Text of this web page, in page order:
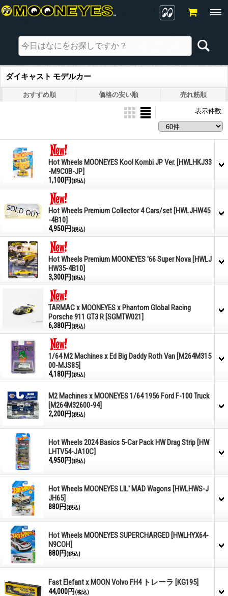
ダイキャスト モデルカー
おすすめ順 価格の安い順 売れ筋順
表示件数:
Hot Wheels MOONEYES Kool Kombi JP Ver. [HWLHKJ33
-M9C0B-JP]
1,100円 (税込)
Hot Wheels Premium Collector 4 Cars/set [HWLJHW45
-4B10]
4,950円 (税込)
Hot Wheels Premium MOONEYES '66 Super Nova [HWLJ
HW35-4B10]
3,300円 (税込)
TARMAC x MOONEYES x Phantom Global Racing
Porsche 911 GT3 R [SGMTW021]
6,380円 (税込)
1/64 M2 Machines x Ed Big Daddy Roth Van [M264M315
00-MJS85]
4,180円 (税込)
M2 Machines x MOONEYES 1/64 1956 Ford F-100 Truck
[M264M32600-94]
2,200円 (税込)
Hot Wheels 2024 Basics 5-Car Pack HW Drag Strip [HW
LHTV54-JA10C]
4,950円 (税込)
Hot Wheels MOONEYES LIL' MAD Wagons [HWLHWS-J
JH65]
880円 (税込)
Hot Wheels MOONEYES SUPERCHARGED [HWLHYX64-
N9COH]
880円 (税込)
Fast Elefant x MOON Volvo FH4 トレーラ [KG195]
44,000円 (税込)